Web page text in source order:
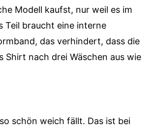
Modell kaufst, nur weil es im
Teil braucht eine interne
das verhindert, dass die
Shirt nach drei Wäschen aus wie
schön weich fällt. Das ist bei